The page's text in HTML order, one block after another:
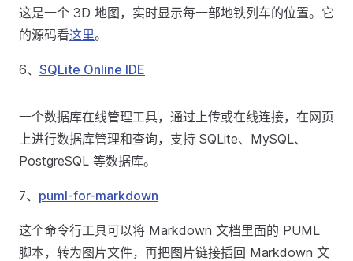
这是一个 3D 地图，实时显示每一部地铁列车的位置。它
的源码看这里。
6、 SQLite Online IDE
一个数据库在线管理工具，通过上传或在线连接，在网页
上进行数据库管理和查询，支持 SQLite、MySQL、
PostgreSQL 等数据库。
7、 puml-for-markdown
这个命令行工具可以将 Markdown 文档里面的 PUML
脚本，转为图片文件，再把图片链接插回 Markdown 文